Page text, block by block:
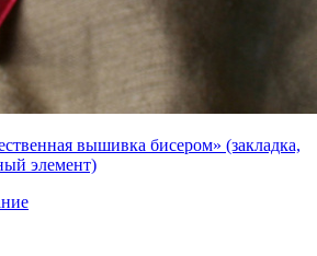
вышивка бисером» (закладка,
элемент)